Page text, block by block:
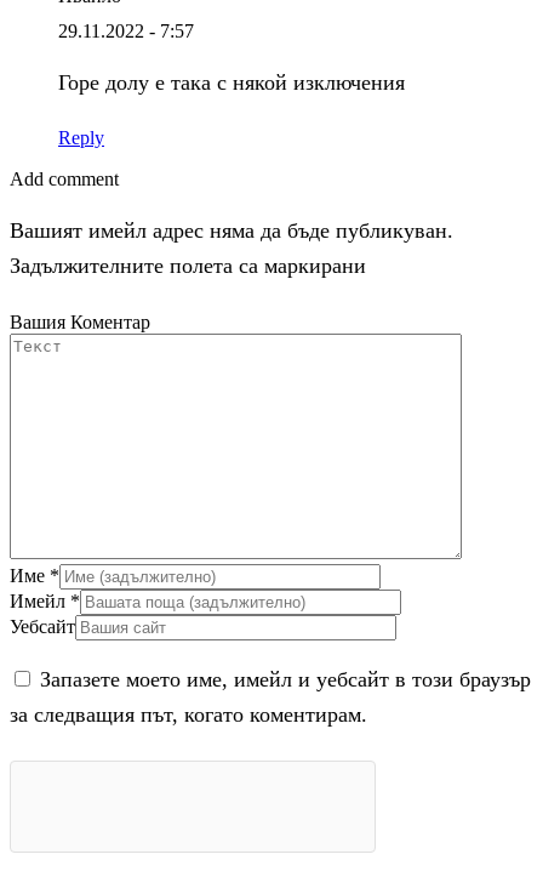
29.11.2022 - 7:57
Горе долу е така с някой изключения
Reply
Add comment
Вашият имейл адрес няма да бъде публикуван.
Задължителните полета са маркирани
Вашия Коментар
Име *
Имейл *
Уебсайт
Запазете моето име, имейл и уебсайт в този браузър
за следващия път, когато коментирам.